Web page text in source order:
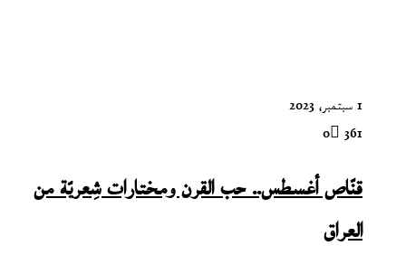
1 سبتمبر، 2023
0 361
قنّاص أغسطس.. حب القرن ومختارات شِعريّة من
العراق